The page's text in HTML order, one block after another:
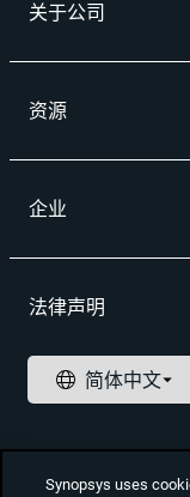
关于公司
资源
企业
法律声明
Synopsys uses